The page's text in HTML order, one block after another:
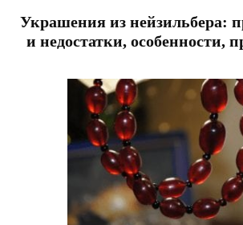
Украшения из нейзильбера:
и недостатки, особенности,